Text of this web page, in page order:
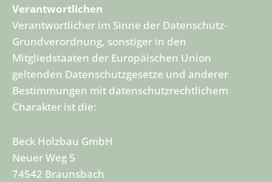
Verantwortlichen
Verantwortlicher im Sinne der Datenschutz-
Grundverordnung, sonstiger in den
Mitgliedstaaten der Europäischen Union
geltenden Datenschutzgesetze und anderer
Bestimmungen mit datenschutzrechtlichem
Charakter ist die:
Beck Holzbau GmbH
Neuer Weg 5
74542 Braunsbach